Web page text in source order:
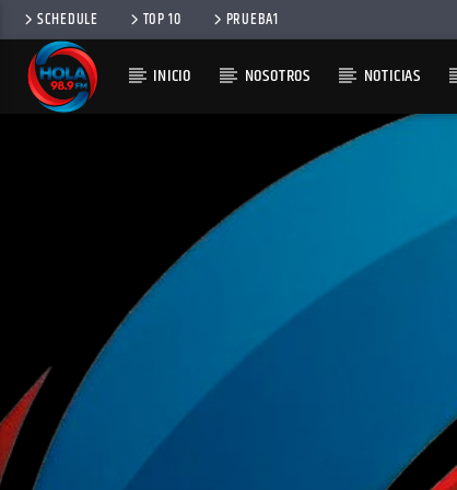
SCHEDULE TOP 10 PRUEBA1
INICIO NOSOTROS NOTICIAS